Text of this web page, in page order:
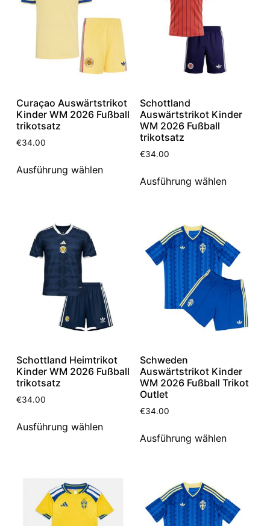
Curaçao Auswärtstrikot
Kinder WM 2026 Fußball
trikotsatz
€34.00
Ausführung wählen
Schottland
Auswärtstrikot Kinder
WM 2026 Fußball
trikotsatz
€34.00
Ausführung wählen
Schottland Heimtrikot
Kinder WM 2026 Fußball
trikotsatz
€34.00
Ausführung wählen
Schweden
Auswärtstrikot Kinder
WM 2026 Fußball Trikot
Outlet
€34.00
Ausführung wählen